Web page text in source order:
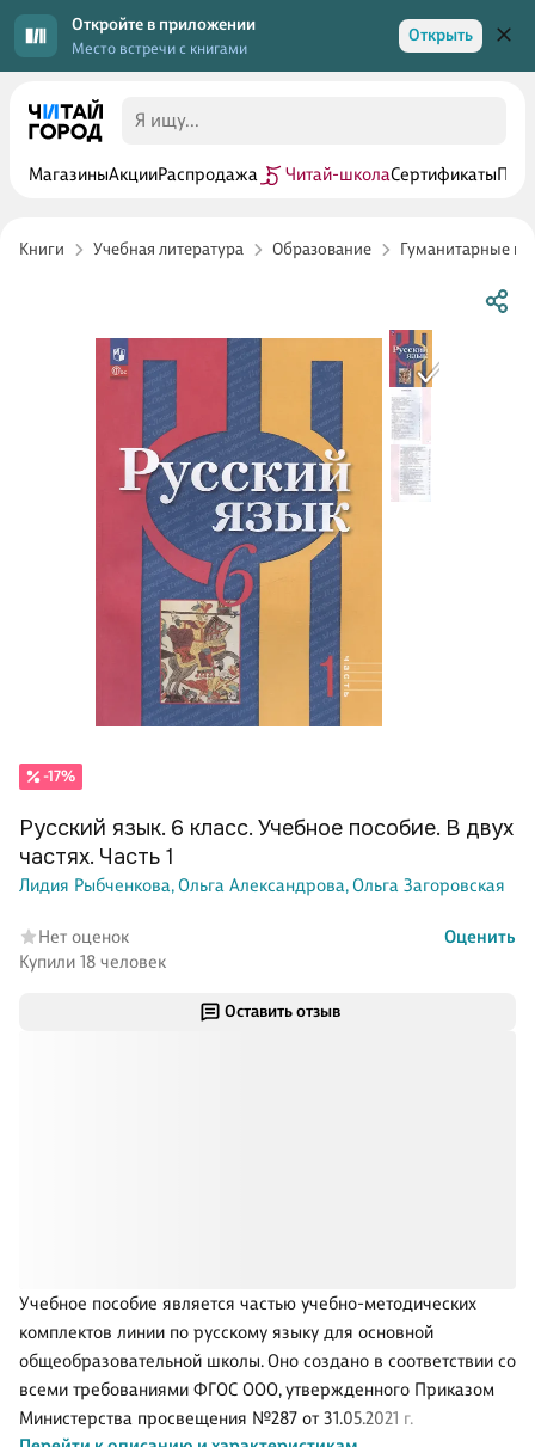
Откройте в приложении
Место встречи с книгами
Открыть
МагазиныАкцииРаспродажа Читай-школаСертификаты
Книги Учебная литература Образование Гуманитарные
Оставить отзыв
Учебное пособие является частью учебно-методических
комплектов линии по русскому языку для основной
общеобразовательной школы. Оно создано в соответствии со
всеми требованиями ФГОС ООО, утвержденного Приказом
Министерства просвещения №287 от 31.05.2021 г.
-17%
Русский язык. 6 класс. Учебное пособие. В двух
частях. Часть 1
Лидия Рыбченкова,Ольга Александрова,Ольга Загоровская
Нет оценок
Оценить
Купили 18 человек